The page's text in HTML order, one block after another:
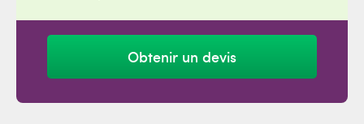
Obtenir un devis